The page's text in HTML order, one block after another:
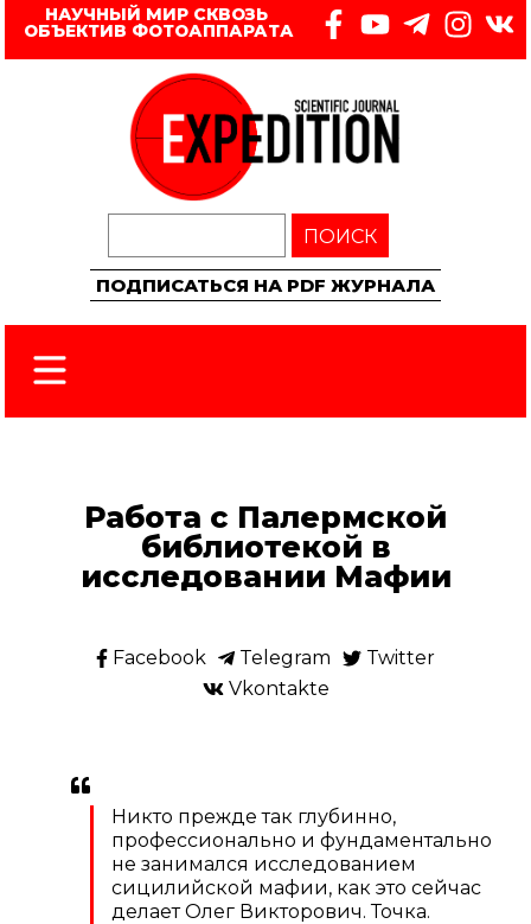
НАУЧНЫЙ МИР СКВОЗЬ
ОБЪЕКТИВ ФОТОАППАРАТА
ПОИСК
ПОДПИСАТЬСЯ НА PDF ЖУРНАЛА
​​Работа с Палермской
библиотекой в
исследовании Мафии
Facebook Telegram
Twitter
Vkontakte
Никто прежде так глубинно,
профессионально и фундаментально
не занимался исследованием
сицилийской мафии, как это сейчас
делает Олег Викторович. Точка.